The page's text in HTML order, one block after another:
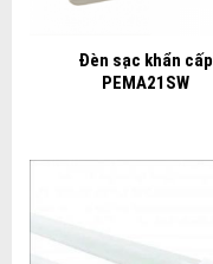
Đèn sạc khẩn cấp
PEMA21SW